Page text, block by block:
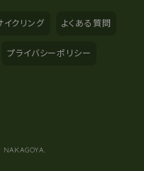
イクリング よくある質問
プライバシーポリシー